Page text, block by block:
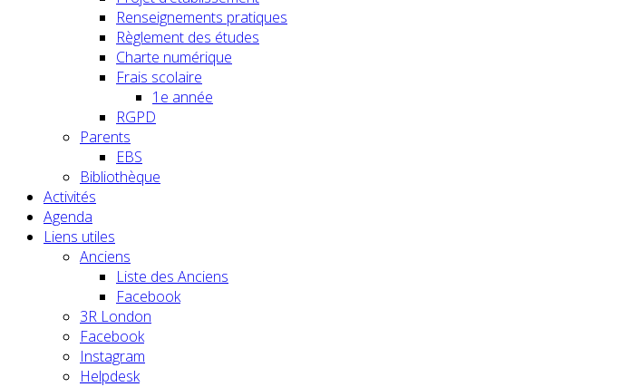
Renseignements pratiques
Règlement des études
Charte numérique
Frais scolaire
1e année
RGPD
Parents
EBS
Bibliothèque
Activités
Agenda
Liens utiles
Anciens
Liste des Anciens
Facebook
3R London
Facebook
Instagram
Helpdesk